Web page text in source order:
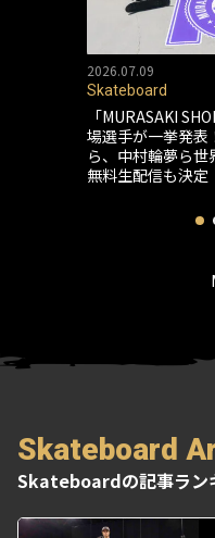
2026.07.09
Skateboard
「MURASAKI
場選手が一挙発表
ら、中村輪夢ら
無料生配信も決定
Skateboard
Skateboardの記事ラン